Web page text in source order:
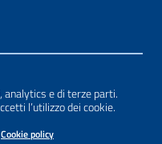
e di terze parti.
l’utilizzo dei cookie.
Cookie policy
| Basato sul